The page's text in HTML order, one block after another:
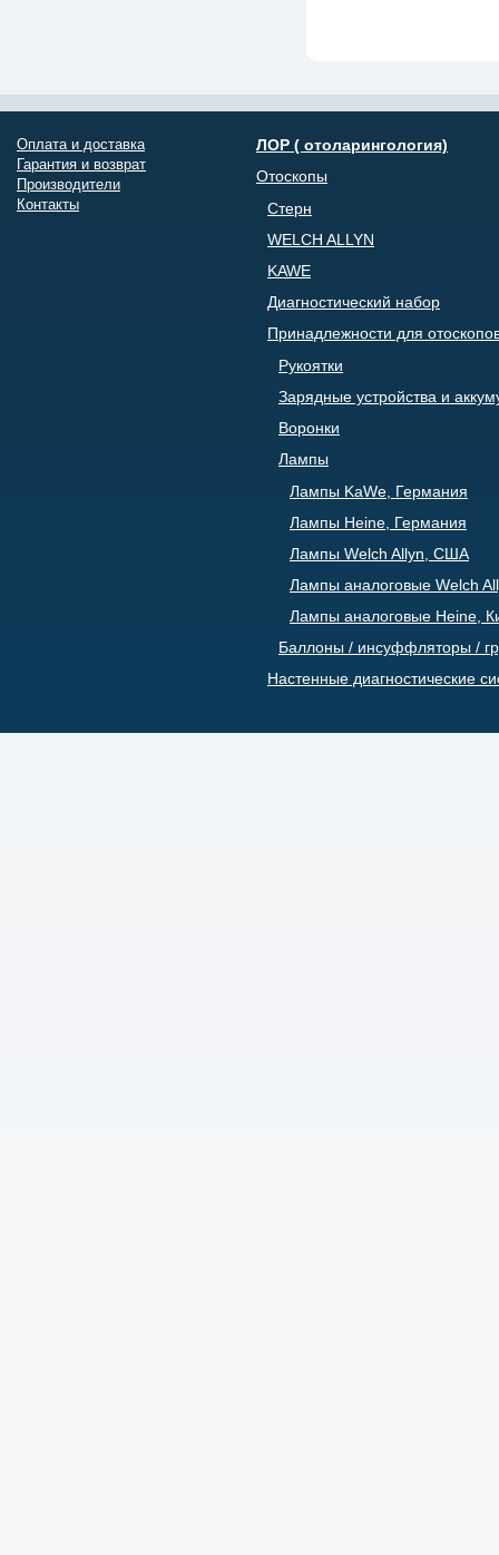
Оплата и доставка
Гарантия и возврат
Производители
Контакты
ЛОР ( отоларингология)
Отоскопы
Стерн
WELCH ALLYN
KAWE
Диагностический набор
Принадлежности для
Рукоятки
Зарядные устройства и
Воронки
Лампы
Лампы KaWe, Германия
Лампы Heine, Германия
Лампы Welch Allyn, США
Лампы аналоговые Welch
Лампы аналоговые Heine,
Баллоны / инсуффляторы /
Настенные диагностические